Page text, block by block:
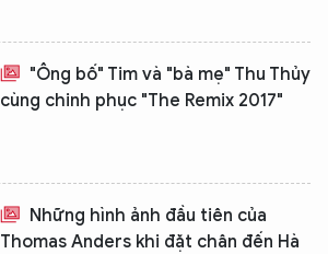
"Ông bố" Tim và "bà mẹ" Thu Thủy
cùng chinh phục "The Remix 2017" ​
Những hình ảnh đầu tiên của
Thomas Anders khi đặt chân đến Hà